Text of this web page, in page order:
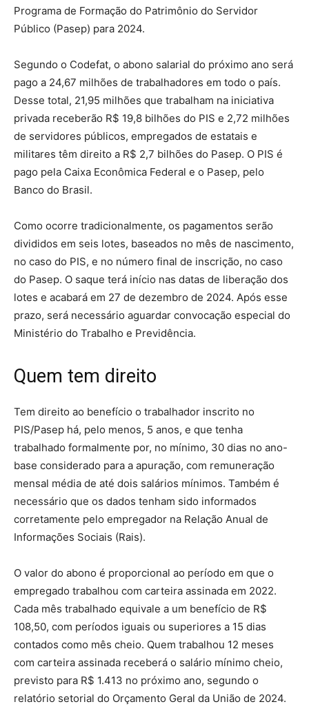
Programa de Formação do Patrimônio do Servidor
Público (Pasep) para 2024.
Segundo o Codefat, o abono salarial do próximo ano será
pago a 24,67 milhões de trabalhadores em todo o país.
Desse total, 21,95 milhões que trabalham na iniciativa
privada receberão R$ 19,8 bilhões do PIS e 2,72 milhões
de servidores públicos, empregados de estatais e
militares têm direito a R$ 2,7 bilhões do Pasep. O PIS é
pago pela Caixa Econômica Federal e o Pasep, pelo
Banco do Brasil.
Como ocorre tradicionalmente, os pagamentos serão
divididos em seis lotes, baseados no mês de nascimento,
no caso do PIS, e no número final de inscrição, no caso
do Pasep. O saque terá início nas datas de liberação dos
lotes e acabará em 27 de dezembro de 2024. Após esse
prazo, será necessário aguardar convocação especial do
Ministério do Trabalho e Previdência.
Quem tem direito
Tem direito ao benefício o trabalhador inscrito no
PIS/Pasep há, pelo menos, 5 anos, e que tenha
trabalhado formalmente por, no mínimo, 30 dias no ano-
base considerado para a apuração, com remuneração
mensal média de até dois salários mínimos. Também é
necessário que os dados tenham sido informados
corretamente pelo empregador na Relação Anual de
Informações Sociais (Rais).
O valor do abono é proporcional ao período em que o
empregado trabalhou com carteira assinada em 2022.
Cada mês trabalhado equivale a um benefício de R$
108,50, com períodos iguais ou superiores a 15 dias
contados como mês cheio. Quem trabalhou 12 meses
com carteira assinada receberá o salário mínimo cheio,
previsto para R$ 1.413 no próximo ano, segundo o
relatório setorial do Orçamento Geral da União de 2024.